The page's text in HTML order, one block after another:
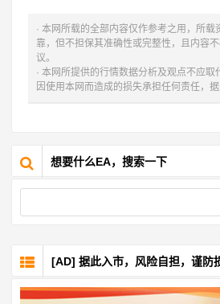
· 本网所载的全部内容仅作参考之用，所载
靠，但不担保其准确性或完整性，且内容
议。
· 本网所提供的行情数据分析及观点不应
因使用本网而造成的损失承担任何责任，据
想要什么EA，搜索一下
[AD] 据此入市，风险自担，谨防